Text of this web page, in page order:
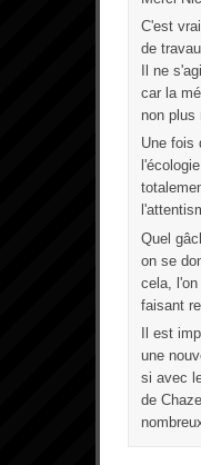
C'est
de
Il ne
car la
non plus
Une fois
Quel
on se
cela, l'on
faisant
Il est
une
si avec
de